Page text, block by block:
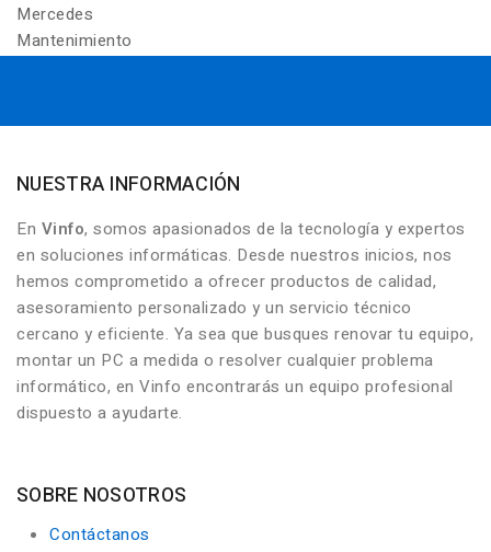
Mercedes
Mantenimiento
NUESTRA INFORMACIÓN
En Vinfo, somos apasionados de la tecnología y expertos
en soluciones informáticas. Desde nuestros inicios, nos
hemos comprometido a ofrecer productos de calidad,
asesoramiento personalizado y un servicio técnico
cercano y eficiente. Ya sea que busques renovar tu equipo,
montar un PC a medida o resolver cualquier problema
informático, en Vinfo encontrarás un equipo profesional
dispuesto a ayudarte.
SOBRE NOSOTROS
Contáctanos